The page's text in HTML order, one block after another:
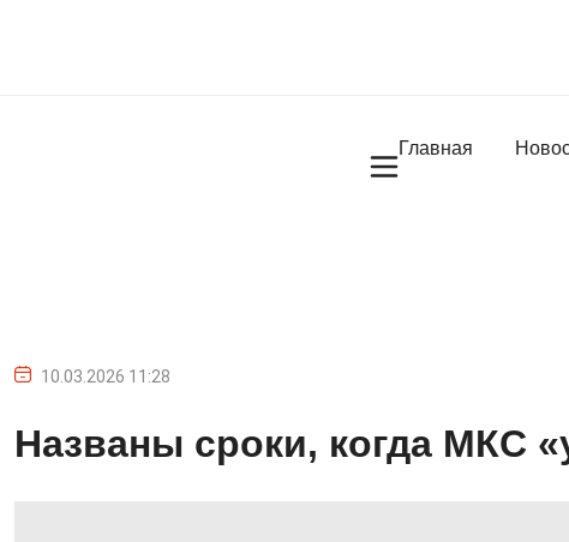
Главная
10.03.2026 11:28
Названы сроки, когда МКС